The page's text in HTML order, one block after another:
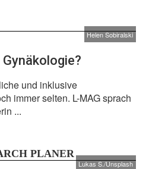
Helen Sobiralski
und inklusive
immer selten. L-MAG sprach
...
PLANER
Lukas S./Unsplash